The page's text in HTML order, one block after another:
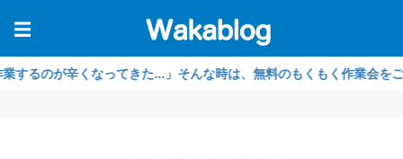
☰
くなってきた...」そんな時は、無料のもくもく作業会をご利用く